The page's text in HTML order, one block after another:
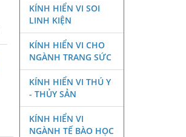
KÍNH HIỂN VI SOI
LINH KIỆN
KÍNH HIỂN VI CHO
NGÀNH TRANG SỨC
KÍNH HIỂN VI THÚ Y
- THỦY SẢN
KÍNH HIỂN VI
NGÀNH TẾ BÀO HỌC